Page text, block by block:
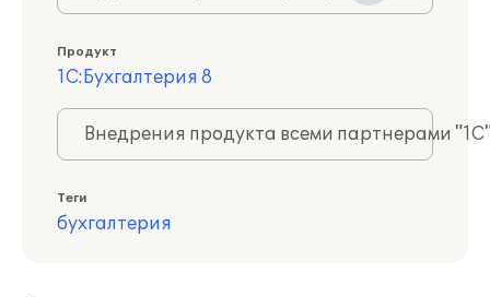
Продукт
1С:Бухгалтерия 8
Внедрения продукта всеми партнерами
Теги
бухгалтерия